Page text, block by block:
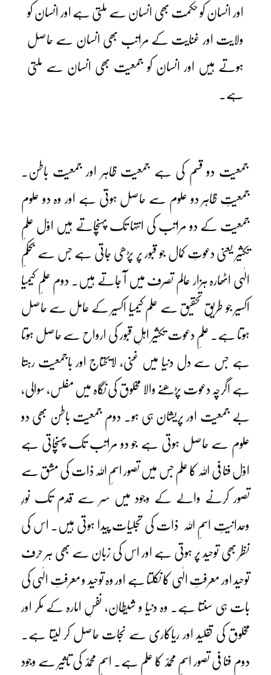
اور انسان کو حکمت بھی انسان سے ملتی ہے اور انسان کو
ولایت اور غنایت کے مراتب بھی انسان سے حاصل
ہوتے ہیں اور انسان کو جمعیت بھی انسان سے ملتی
ہے۔
جمعیت دو قسم کی ہے جمعیت ظاہر اور جمعیت باطن۔
جمعیتِ ظاہر دو علوم سے حاصل ہوتی ہے اور وہ دو علوم
جمعیت کے دو مراتب کی انتہا تک پہنچاتے ہیں اوّل علمِ
تکثیر یعنی دعوتِ کمال جو قبور پر پڑھی جاتی ہے جس سے بحکمِ
الٰہی اٹھارہ ہزار عالم تصرف میں آ جاتے ہیں۔ دوم علمِ کیمیا
اکسیر جو طریقِ تحقیق سے علم کیمیا اکسیر کے عامل سے حاصل
ہوتا ہے۔ علمِ دعوت تکثیر اہلِ قبور کی ارواح سے حاصل ہوتا
ہے جس سے دل دنیا میں غنی، لایحتاج اور باجمعیت رہتا
ہے اگرچہ دعوت پڑھنے والا مخلوق کی نگاہ میں مفلس، سوالی،
بے جمعیت اور پریشان ہی ہو۔ دوم جمعیت باطن بھی دو
علوم سے حاصل ہوتی ہے جو دو مراتب تک پہنچاتی ہے
اوّل فنا فی اللہ کا علم جس میں تصور اسمِ اللہ ذات کی مشق سے
تصور کرنے والے کے وجود میں سر سے قدم تک نورِ
وحدانیتِ اسمِ اللہ ذات کی تجلیات پیدا ہوتی ہیں۔ اس کی
نظر بھی توحید پر ہوتی ہے اور اس کی زبان سے بھی ہر حرف
توحید اور معرفتِ الٰہی کا نکلتا ہے اور وہ توحید و معرفتِ الٰہی کی
بات ہی سنتا ہے۔ وہ دنیا و شیطان، نفسِ امارہ کے مکر اور
مخلوق کی تقلید اور ریاکاری سے نجات حاصل کر لیتا ہے۔
دوم فنا فی تصور اسمِ محمدؐ کا علم ہے۔ اسمِ محمدؐ کی تاثیر سے وجود